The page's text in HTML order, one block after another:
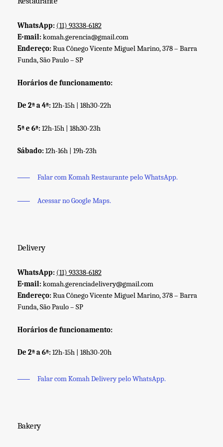
WhatsApp: (11) 93338-6182
E-mail:komah.gerencia@gmail.com
Endereço:Rua Cônego Vicente Miguel Marino, 378 – Barra
Funda, São Paulo – SP
Horários de funcionamento:
De 2ª a 4ª:12h-15h | 18h30-22h
5ª e 6ª:12h-15h | 18h30-23h
Sábado:12h-16h | 19h-23h
Falar com Komah Restaurante pelo WhatsApp.
Acessar no Google Maps.
Delivery
WhatsApp: (11) 93338-6182
E-mail:komah.gerenciadelivery@gmail.com
Endereço:Rua Cônego Vicente Miguel Marino, 378 – Barra
Funda, São Paulo – SP
Horários de funcionamento:
De 2ª a 6ª:12h-15h | 18h30-20h
Falar com Komah Delivery pelo WhatsApp.
Bakery